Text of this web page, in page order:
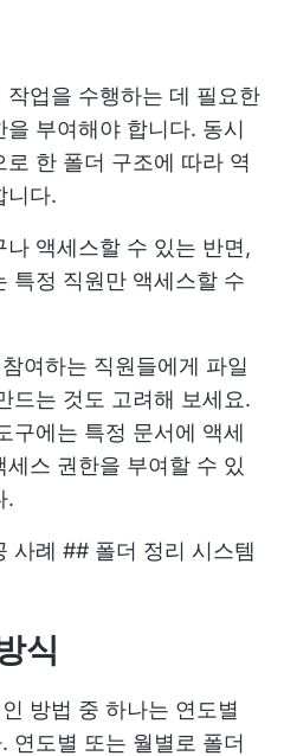
업을 수행하는 데 필요한
부여해야 합니다. 동시
한 폴더 구조에 따라 역
니다.
액세스할 수 있는 반면,
특정 직원만 액세스할 수
여하는 직원들에게 파일
드는 것도 고려해 보세요.
구에는 특정 문서에 액세
스 권한을 부여할 수 있
.
사례 ## 폴더 정리 시스템
식
방법 중 하나는 연도별
연도별 또는 월별로 폴더